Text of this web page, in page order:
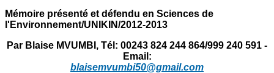
Mémoire présenté et défendu en Sciences de
l'Environnement/UNIKIN/2012-2013
Par Blaise MVUMBI, Tél: 00243 824 244 864/999 240 591 -
Email:
blaisemvumbi50@gmail.com